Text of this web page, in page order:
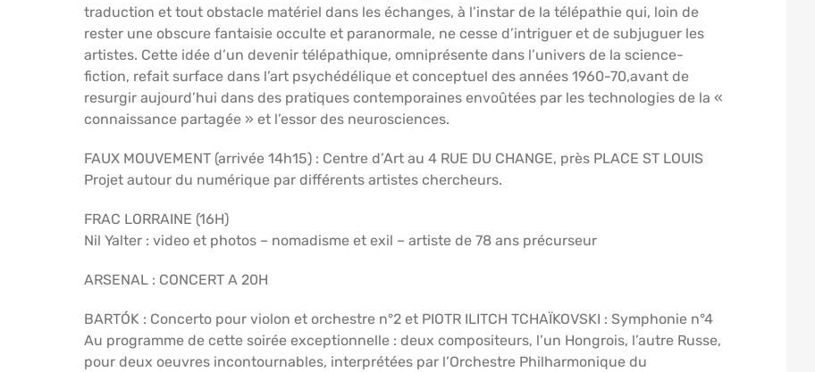
traduction et tout obstacle matériel dans les échanges, à l’instar de la télépathie qui, loin de
rester une obscure fantaisie occulte et paranormale, ne cesse d’intriguer et de subjuguer les
artistes. Cette idée d’un devenir télépathique, omniprésente dans l’univers de la science-
fiction, refait surface dans l’art psychédélique et conceptuel des années 1960-70,avant de
resurgir aujourd’hui dans des pratiques contemporaines envoûtées par les technologies de la «
connaissance partagée » et l’essor des neurosciences.
FAUX MOUVEMENT (arrivée 14h15) : Centre d’Art au 4 RUE DU CHANGE, près PLACE ST LOUIS
Projet autour du numérique par différents artistes chercheurs.
FRAC LORRAINE (16H)
Nil Yalter : video et photos – nomadisme et exil – artiste de 78 ans précurseur
ARSENAL : CONCERT A 20H
BARTÓK : Concerto pour violon et orchestre n°2 et PIOTR ILITCH TCHAÏKOVSKI : Symphonie n°4
Au programme de cette soirée exceptionnelle : deux compositeurs, l’un Hongrois, l’autre Russe,
pour deux oeuvres incontournables, interprétées par l’Orchestre Philharmonique du